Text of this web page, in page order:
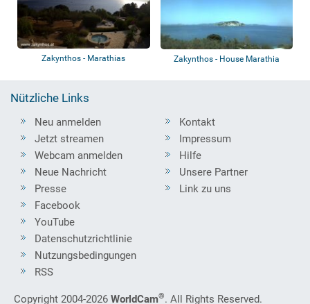
Zakynthos - Marathias Zakynthos - House Marathia
Nützliche Links
Neu anmelden
Jetzt streamen
Webcam anmelden
Neue Nachricht
Presse
Kontakt
Impressum
Hilfe
Unsere Partner
Link zu uns
Facebook
YouTube
Datenschutzrichtlinie
Nutzungsbedingungen
RSS
Copyright 2004-2026 WorldCam®. All Rights Reserved.